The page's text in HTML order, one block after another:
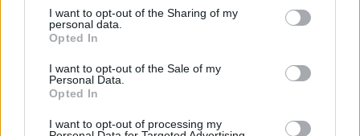
I want to opt-out of the Sharing of my
personal data.
Opted In
I want to opt-out of the Sale of my
Personal Data.
Opted In
I want to opt-out of processing my
Myślę,ze niejedna osoba ma ten problem.
Niekoniecznie chcę się truć sildenafilem ( raz
próbowałem i niestety nie polecam z racji tego, że
efekty niepożadane jednak są). Reklamuje się wiele
srodków n...